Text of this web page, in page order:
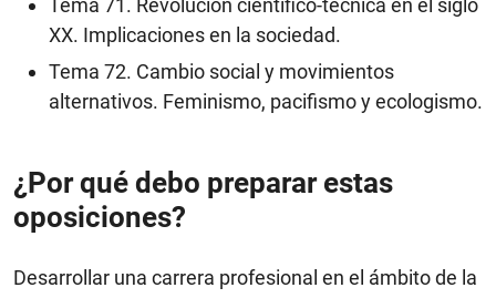
Tema 71. Revolución científico-técnica en el siglo
XX. Implicaciones en la sociedad.
Tema 72. Cambio social y movimientos
alternativos. Feminismo, pacifismo y ecologismo.
¿Por qué debo preparar estas
oposiciones?
Desarrollar una carrera profesional en el ámbito de la